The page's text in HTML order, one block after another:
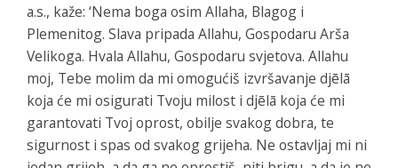
a.s., kaže: ‘Nema boga osim Allaha, Blagog i
Plemenitog. Slava pripada Allahu, Gospodaru Arša
Velikoga. Hvala Allahu, Gospodaru svjetova. Allahu
moj, Tebe molim da mi omogućiš izvršavanje djēlā
koja će mi osigurati Tvoju milost i djēlā koja će mi
garantovati Tvoj oprost, obilje svakog dobra, te
sigurnost i spas od svakog grijeha. Ne ostavljaj mi ni